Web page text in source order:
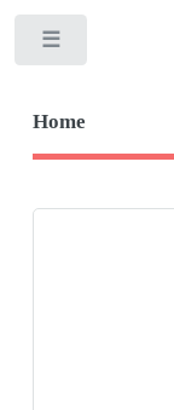
Home